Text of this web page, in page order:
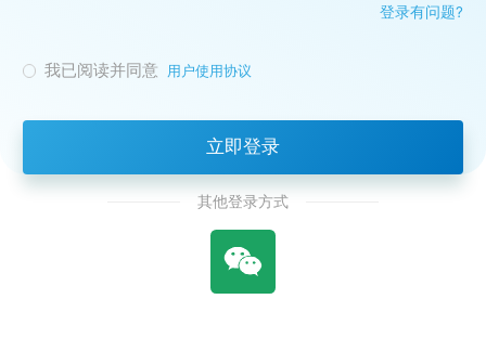
登录有问题?
我已阅读并同意 用户使用协议
立即登录
其他登录方式